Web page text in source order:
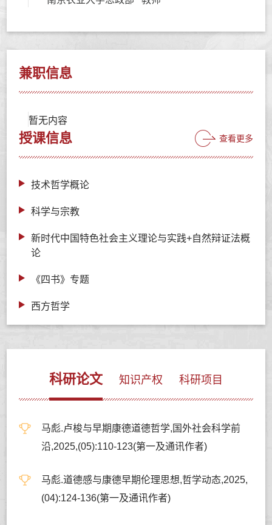
兼职信息
暂无内容
授课信息 查看更多
技术哲学概论
科学与宗教
新时代中国特色社会主义理论与实践+自然辩证法概
论
《四书》专题
西方哲学
科研论文 知识产权 科研项目
马彪.卢梭与早期康德道德哲学,国外社会科学前
沿,2025,(05):110-123(第一及通讯作者)
马彪.道德感与康德早期伦理思想,哲学动态,2025,
(04):124-136(第一及通讯作者)